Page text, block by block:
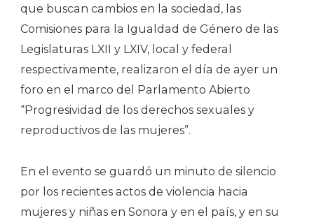
que buscan cambios en la sociedad, las
Comisiones para la Igualdad de Género de las
Legislaturas LXII y LXIV, local y federal
respectivamente, realizaron el día de ayer un
foro en el marco del Parlamento Abierto
“Progresividad de los derechos sexuales y
reproductivos de las mujeres”.
En el evento se guardó un minuto de silencio
por los recientes actos de violencia hacia
mujeres y niñas en Sonora y en el país, y en su